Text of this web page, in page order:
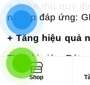
+ Tuân thủ quy
nghiệp đáp ứng:
+ Tăng hiệu quả
Thiết bị giúp: Rút
Tăng độ chính xác,
Shop
Tìm